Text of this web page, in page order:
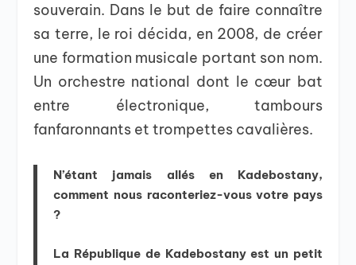
souverain. Dans le but de faire connaître
sa terre, le roi décida, en 2008, de créer
une formation musicale portant son nom.
Un orchestre national dont le cœur bat
entre électronique, tambours
fanfaronnants et trompettes cavalières.
N’étant jamais allés en Kadebostany,
comment nous raconteriez-vous votre pays
?
La République de Kadebostany est un petit